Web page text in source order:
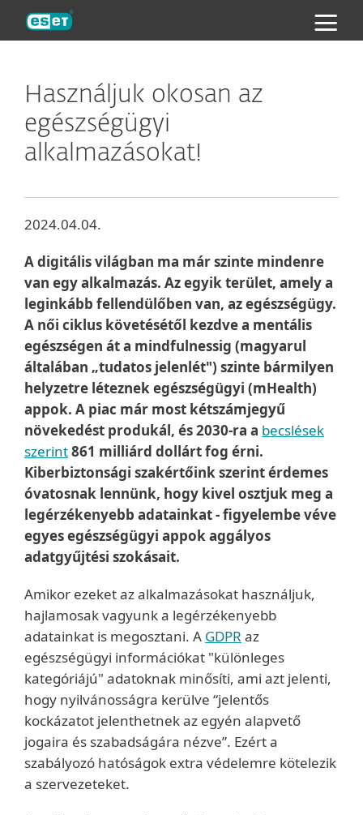
Használjuk okosan az
egészségügyi
alkalmazásokat!
2024.04.04.
A digitális világban ma már szinte mindenre
van egy alkalmazás. Az egyik terület, amely a
leginkább fellendülőben van, az egészségügy.
A női ciklus követésétől kezdve a mentális
egészségen át a mindfulnessig (magyarul
általában „tudatos jelenlét") szinte bármilyen
helyzetre léteznek egészségügyi (mHealth)
appok. A piac már most kétszámjegyű
növekedést produkál, és 2030-ra a becslések
szerint861 milliárd dollárt fog érni.
Kiberbiztonsági szakértőink szerint érdemes
óvatosnak lennünk, hogy kivel osztjuk meg a
legérzékenyebb adatainkat - figyelembe véve
egyes egészségügyi appok aggályos
adatgyűjtési szokásait.
Amikor ezeket az alkalmazásokat használjuk,
hajlamosak vagyunk a legérzékenyebb
adatainkat is megosztani. A GDPR az
egészségügyi információkat "különleges
kategóriájú" adatoknak minősíti, ami azt jelenti,
hogy nyilvánosságra kerülve “jelentős
kockázatot jelenthetnek az egyén alapvető
jogaira és szabadságára nézve”. Ezért a
szabályozó hatóságok extra védelemre kötelezik
a szervezeteket.
ESET